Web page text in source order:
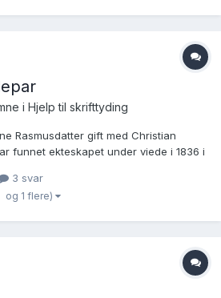
i Hjelp til skrifttyding
Rasmusdatter gift med Christian
funnet ekteskapet under viede i 1836 i
kb20070503630608 se
Jeg...
3 svar
og 1 flere)